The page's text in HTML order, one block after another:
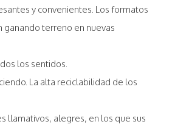
y convenientes. Los formatos
terreno en nuevas
los sentidos.
La alta reciclabilidad de los
llamativos, alegres, en los que sus